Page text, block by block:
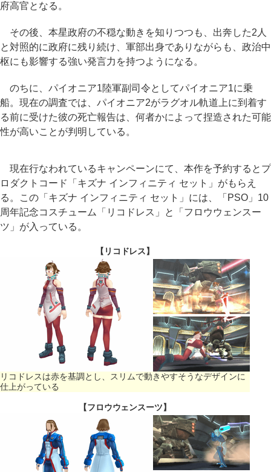
府高官となる。
その後、本星政府の不穏な動きを知りつつも、出奔した2人
と対照的に政府に残り続け、軍部出身でありながらも、政治中
枢にも影響する強い発言力を持つようになる。
のちに、パイオニア1陸軍副司令としてパイオニア1に乗
船。現在の調査では、パイオニア2がラグオル軌道上に到着す
る前に受けた彼の死亡報告は、何者かによって捏造された可能
性が高いことが判明している。
現在行なわれているキャンペーンにて、本作を予約するとプ
ロダクトコード「キズナ インフィニティ セット」がもらえ
る。この「キズナ インフィニティ セット」には、「PSO」10
周年記念コスチューム「リコドレス」と「フロウウェンスー
ツ」が入っている。
【リコドレス】
リコドレスは赤を基調とし、スリムで動きやすそうなデザインに
仕上がっている
【フロウウェンスーツ】